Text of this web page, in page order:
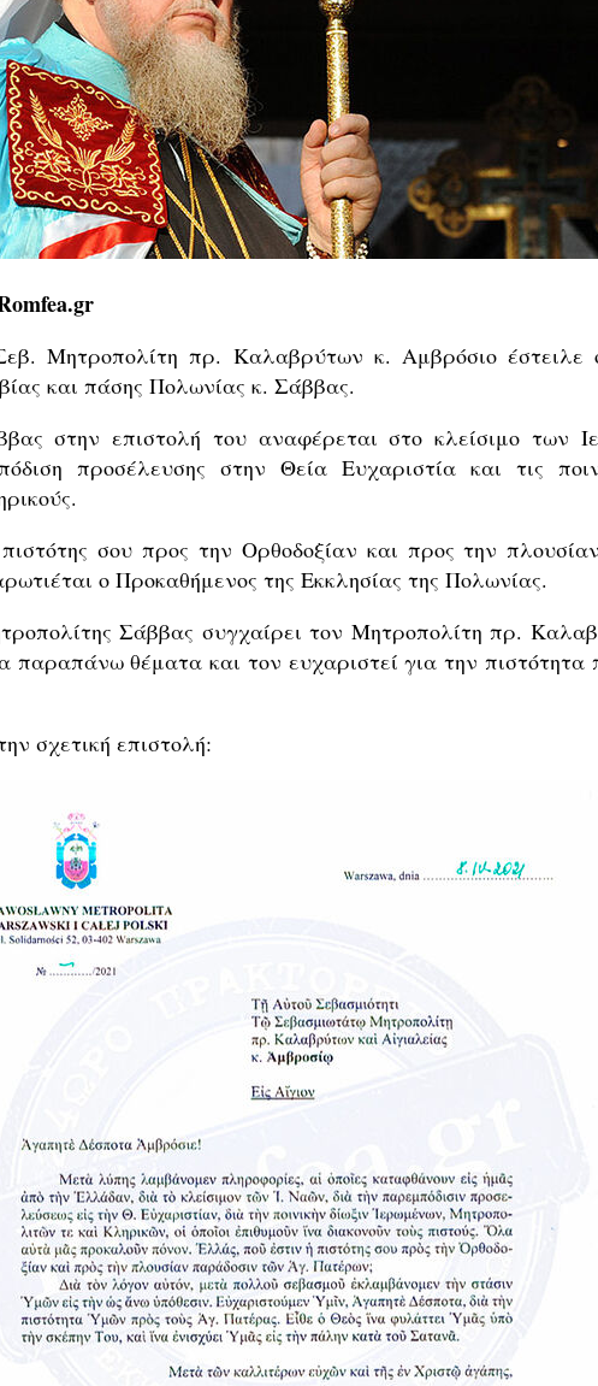
Μητροπολίτη πρ. Καλαβρύτων κ. Αμβρόσιο έστειλε
και πάσης Πολωνίας κ. Σάββας.
στην επιστολή του αναφέρεται στο κλείσιμο των
προσέλευσης στην Θεία Ευχαριστία και τις
σου προς την Ορθοδοξίαν και προς την
ο Προκαθήμενος της Εκκλησίας της Πολωνίας.
Σάββας συγχαίρει τον Μητροπολίτη πρ.
παραπάνω θέματα και τον ευχαριστεί για την πιστότητα
σχετική επιστολή: